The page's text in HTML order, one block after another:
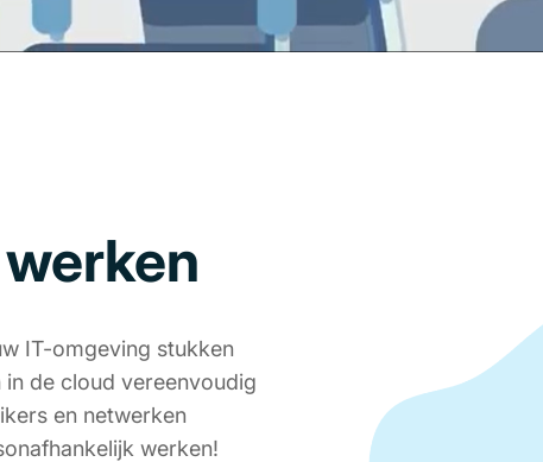
IT-omgeving stukken
de cloud vereenvoudig
en netwerken
werken!